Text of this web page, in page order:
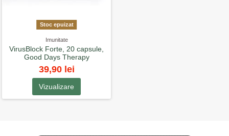
Stoc epuizat
Imunitate
VirusBlock Forte, 20 capsule,
Good Days Therapy
39,90 lei
Vizualizare